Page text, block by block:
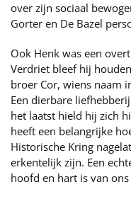
over zijn sociaal
Gorter en De Bazel
Ook Henk was een
Verdriet bleef hij
broer Cor, wiens naam
Een dierbare
het laatst hield hij zich
heeft een belangrijke
Historische Kring
erkentelijk zijn. Een
hoofd en hart is van ons